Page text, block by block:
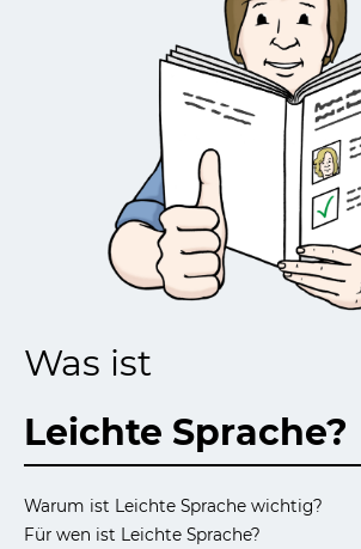
Was ist
Leichte Sprache?
Warum ist Leichte Sprache wichtig?
Für wen ist Leichte Sprache?